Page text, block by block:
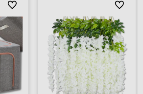
Do ulubionych Do